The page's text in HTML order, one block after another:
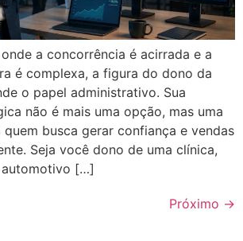
a concorrência é acirrada e a
é complexa, a figura do dono da
o papel administrativo. Sua
não é mais uma opção, mas uma
quem busca gerar confiança e vendas
Seja você dono de uma clínica,
[…]
Próximo →